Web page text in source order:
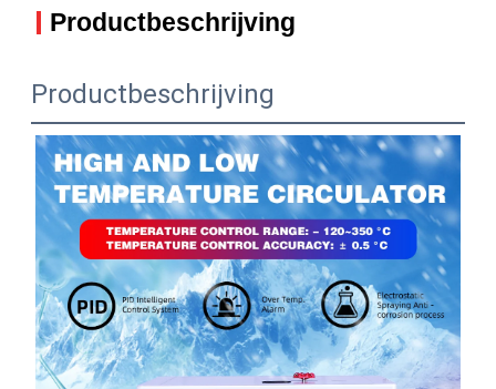
Productbeschrijving
Productbeschrijving